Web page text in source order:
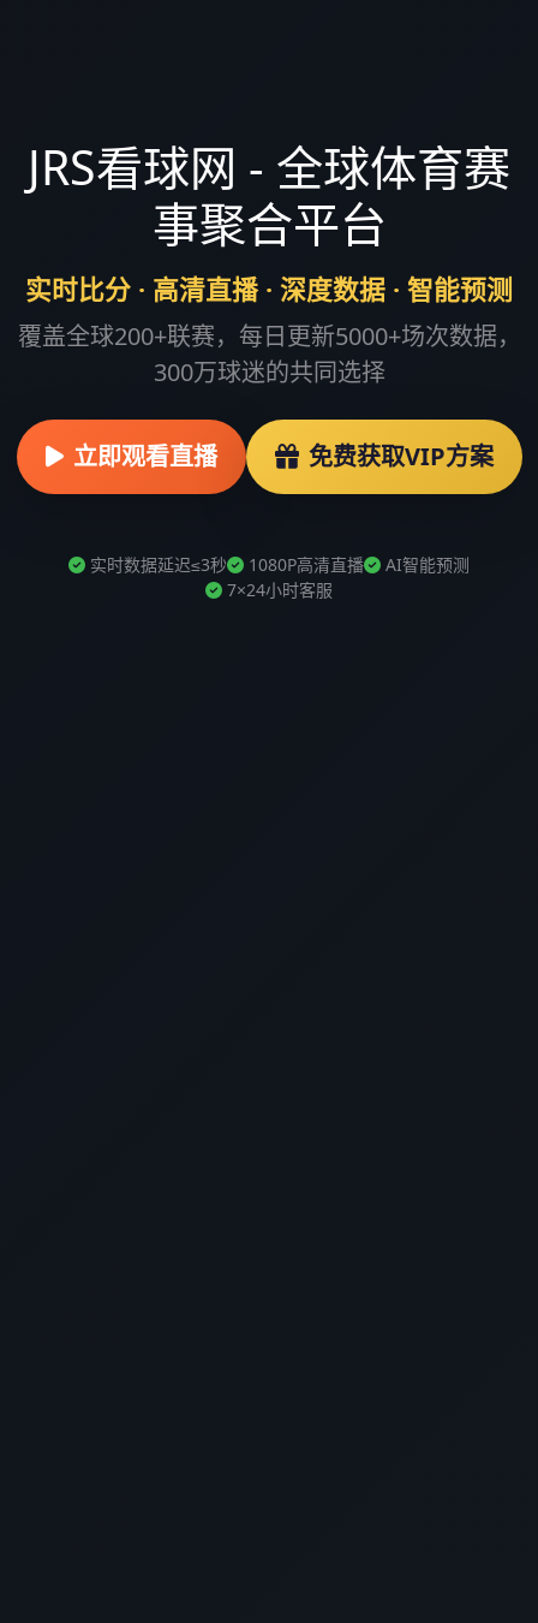
JRS看球网 - 全球体育赛
事聚合平台
实时比分 · 高清直播 · 深度数据 · 智能预测
覆盖全球200+联赛，每日更新5000+场次数据，
300万球迷的共同选择
立即观看直播 免费获取VIP方案
实时数据延迟≤3秒 1080P高清直播
AI智能预测
7×24小时客服